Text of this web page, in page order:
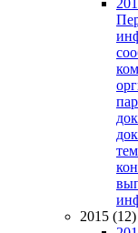
2015 (12)